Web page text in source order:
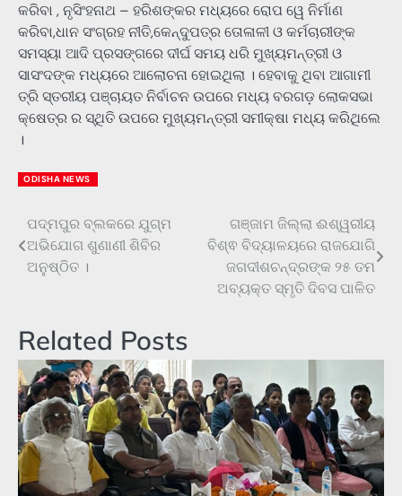
କରିବା , ନୃସିଂହନାଥ – ହରିଶଙ୍କର ମଧ୍ୟରେ ରୋପ ୱେ ନିର୍ମାଣ
କରିବା,ଧାନ ସଂଗ୍ରହ ନୀତି,କେନ୍ଦୁପତ୍ର ତୋଳାଳୀ ଓ କର୍ମଚାରୀଙ୍କ
ସମସ୍ୟା ଆଦି ପ୍ରସଙ୍ଗରେ ଦୀର୍ଘ ସମୟ ଧରି ମୁଖ୍ୟମନ୍ତ୍ରୀ ଓ
ସାସଂଦଙ୍କ ମଧ୍ୟରେ ଆଲୋଚନା ହୋଇଥିଲା । ହେବାକୁ ଥିବା ଆଗାମୀ
ତ୍ରି ସ୍ତରୀୟ ପଞ୍ଚାୟତ ନିର୍ବାଚନ ଉପରେ ମଧ୍ୟ ବରଗଡ଼ ଲୋକସଭା
କ୍ଷେତ୍ର ର ସ୍ଥିତି ଉପରେ ମୁଖ୍ୟମନ୍ତ୍ରୀ ସମୀକ୍ଷା ମଧ୍ୟ କରିଥିଲେ
।
ODISHA NEWS
Post
navigation
ପଦ୍ମପୁର ବ୍ଲକରେ ଯୁଗ୍ମ
ଅଭିଯୋଗ ଶୁଣାଣୀ ଶିବିର
ଅନୁଷ୍ଠିତ ।
ଗଞ୍ଜାମ ଜିଲ୍ଲା ଈଶ୍ୱରୀୟ
ବିଶ୍ଵ ବିଦ୍ୟାଳୟରେ ରାଜଯୋଗି
ଜଗଦୀଶଚନ୍ଦ୍ରଙ୍କ ୨୫ ତମ
ଅବ୍ୟକ୍ତ ସ୍ମୃତି ଦିବସ ପାଳିତ
Related Posts